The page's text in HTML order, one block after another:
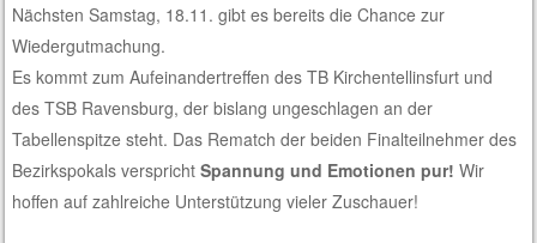
Nächsten Samstag, 18.11. gibt es bereits die Chance zur
Wiedergutmachung.
Es kommt zum Aufeinandertreffen des TB Kirchentellinsfurt und
des TSB Ravensburg, der bislang ungeschlagen an der
Tabellenspitze steht. Das Rematch der beiden Finalteilnehmer des
Bezirkspokals versprichtSpannung und Emotionen pur! Wir
hoffen auf zahlreiche Unterstützung vieler Zuschauer!